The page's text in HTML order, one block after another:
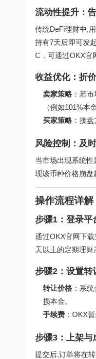
流动性提升：
传统DeFi理财中,
持有7天后即可发
C，可通过OKX官
收益优化：折
卖家策略 ：若
（例如101%本
买家策略 ：接
风险控制：及
当市场出现系统
现该币种价格崩盘
操作流程详解
步骤1：登录平
通过OKX官网下载
天以上的定期理财
步骤2：设置转
转让价格 ：系
损本金。
手续费 ：OKX
步骤3：上架与
提交后,订单将在